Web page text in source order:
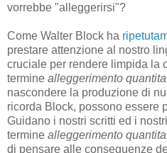
vorrebbe "alleggerirsi"?
Come Walter Block ha
prestare attenzione al nostro
cruciale per rendere limpida la
termine alleggerimento
nascondere la produzione di
ricorda Block, possono essere
Guidano i nostri scritti ed i
termine alleggerimento
di pensare alle conseguenze